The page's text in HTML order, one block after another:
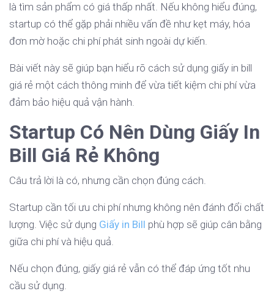
là tìm sản phẩm có giá thấp nhất. Nếu không hiểu đúng,
startup có thể gặp phải nhiều vấn đề như kẹt máy, hóa
đơn mờ hoặc chi phí phát sinh ngoài dự kiến.
Bài viết này sẽ giúp bạn hiểu rõ cách sử dụng giấy in bill
giá rẻ một cách thông minh để vừa tiết kiệm chi phí vừa
đảm bảo hiệu quả vận hành.
Startup Có Nên Dùng Giấy In
Bill Giá Rẻ Không
Câu trả lời là có, nhưng cần chọn đúng cách.
Startup cần tối ưu chi phí nhưng không nên đánh đổi chất
lượng. Việc sử dụng Giấy in Bill phù hợp sẽ giúp cân bằng
giữa chi phí và hiệu quả.
Nếu chọn đúng, giấy giá rẻ vẫn có thể đáp ứng tốt nhu
cầu sử dụng.